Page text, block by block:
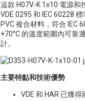
這款 H07V-K 1x10 電源和
VDE 0295 和 IEC 60228
PVC 複合材料，符合 IEC
+70°C 的溫度範圍內可靠
計。
主要特點和技術優勢
VDE 和 HAR 已獲得